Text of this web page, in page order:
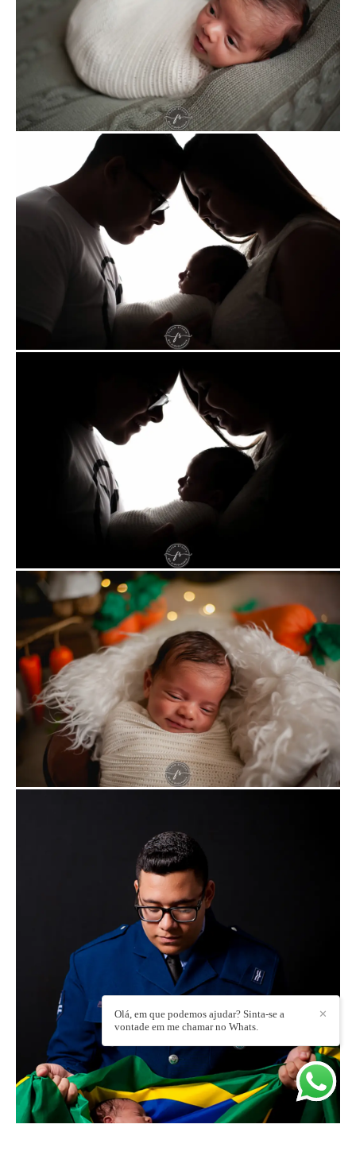
✕
Olá, em que podemos ajudar? Sinta-se a
vontade em me chamar no Whats.